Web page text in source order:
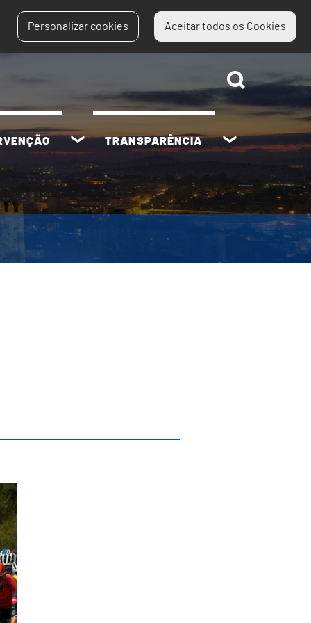
Personalizar cookies Aceitar todos os Cookies
TRANSPARÊNCIA
de Gestores do Património Mundial em
etapa do 33.º Grande Prémio de